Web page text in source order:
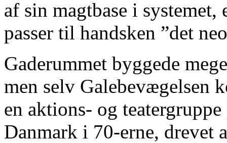
af sin magtbase i systemet,
passer til handsken ”det
Gaderummet byggede
men selv Galebevægelsen
en aktions- og
Danmark i 70-erne, drevet